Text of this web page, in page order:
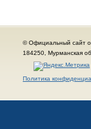
© Официальный сайт
184250, Мурманская
Политика